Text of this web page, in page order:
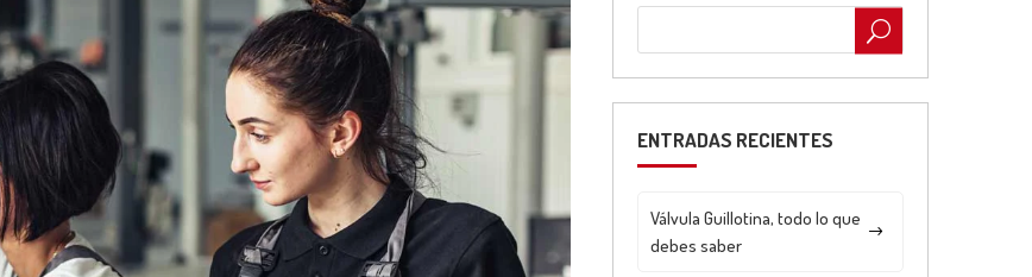
ENTRADAS RECIENTES
Válvula Guillotina, todo lo que
debes saber